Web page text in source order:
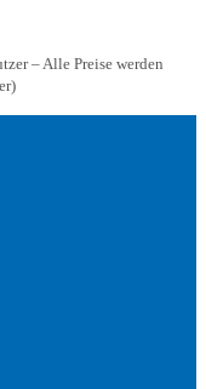
– Alle Preise werden